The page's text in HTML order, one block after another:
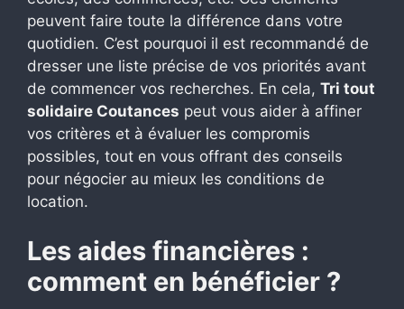
peuvent faire toute la différence dans votre
quotidien. C’est pourquoi il est recommandé de
dresser une liste précise de vos priorités avant
de commencer vos recherches. En cela, Tri tout
solidaire Coutances peut vous aider à affiner
vos critères et à évaluer les compromis
possibles, tout en vous offrant des conseils
pour négocier au mieux les conditions de
location.
Les aides financières :
comment en bénéficier ?